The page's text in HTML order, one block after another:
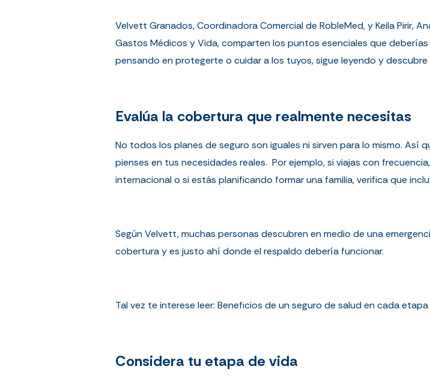
Velvett Granados, Coordinadora Comercial de RobleMed, y Keila Pirir,
Gastos Médicos y Vida, comparten los puntos esenciales que
pensando en protegerte o cuidar a los tuyos, sigue leyendo y
Evalúa la cobertura que realmente necesitas
No todos los planes de seguro son iguales ni sirven para lo mismo. Así
pienses en tus necesidades reales. Por ejemplo, si viajas con
internacional o si estás planificando formar una familia, verifica que
Según Velvett, muchas personas descubren en medio de una
cobertura y es justo ahí donde el respaldo debería funcionar.
Tal vez te interese leer: Beneficios de un seguro de salud en cada
Considera tu etapa de vida